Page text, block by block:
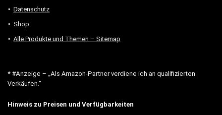
Datenschutz
Shop
Alle Produkte und Themen – Sitemap
* #Anzeige – „Als Amazon-Partner verdiene ich an qualifizierten
Verkäufen.“
Hinweis zu Preisen und Verfügbarkeiten